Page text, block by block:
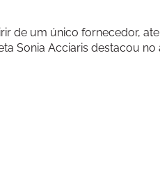
de um único fornecedor,
Sonia Acciaris destacou no